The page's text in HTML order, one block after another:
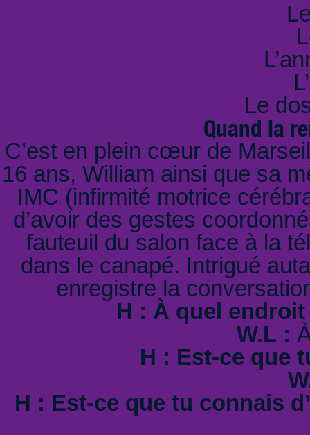
Le
Quand la
C’est en plein cœur de
16 ans, William ainsi que sa
IMC (infirmité motrice
d’avoir des gestes
fauteuil du salon face à la
dans le canapé. Intrigué
enregistre la
H : À quel
W.L :
H : Est-ce que
H : Est-ce que tu connais